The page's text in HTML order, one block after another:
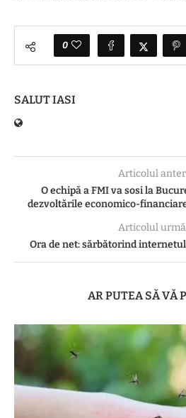
0
SALUT IASI
Articolul
O echipă a FMI va sosi la
dezvoltările economico-
Articolul
Ora de net: sărbătorind
AR PUTEA SĂ VĂ